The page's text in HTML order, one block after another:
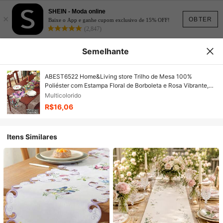
OBTER
×
SHEIN - Moda online
Baixe o App e ganhe cupom exclusivo de 15% OFF!
(2,847)
Semelhante
ABEST6522 Home&Living store Trilho de Mesa 100%
Poliéster com Estampa Floral de Borboleta e Rosa Vibrante,
Borda Recortada Assimétrica, Decoração Botânica de
Primavera, Lenço de Mesa para Mesa de Jantar, Festa de
Chá Nupcial, Decoração de Feriado e Cozinha
Multicolorido
R$16,06
Itens Similares